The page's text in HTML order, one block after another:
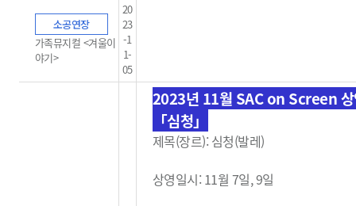
소공연장
가족뮤지컬 <겨울이
야기>
20
23
-1
1-
05
2023년 11월 SAC on Screen
「심청」
제목(장르): 심청(발레)
상영일시: 11월 7일, 9일